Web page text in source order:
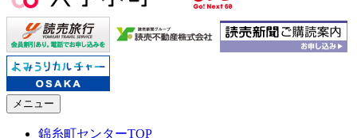
メニュー
錦糸町センターTOP